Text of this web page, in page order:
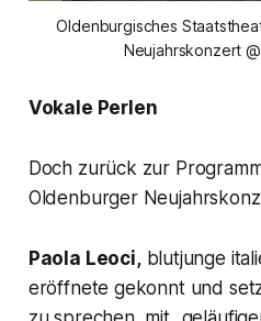
Oldenburgisches
Neujahrskonzert
Vokale Perlen
Doch zurück zur
Oldenburger
Paola Leoci,blutjunge
eröffnete gekonnt und